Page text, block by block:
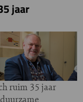
jaar
ruim 35 jaar